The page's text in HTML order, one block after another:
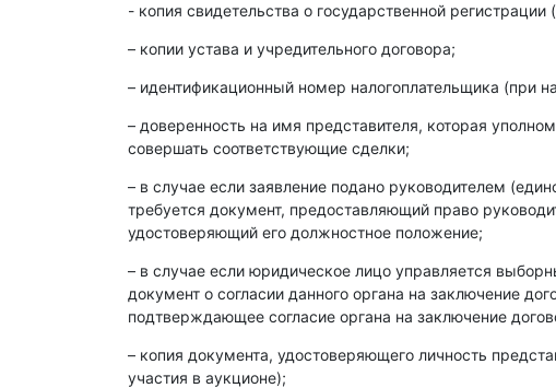
- копия свидетельства о государственной
– копии устава и учредительного договора;
– идентификационный номер налогоплательщика (при
– доверенность на имя представителя, которая
совершать соответствующие сделки;
– в случае если заявление подано руководителем
требуется документ, предоставляющий право
удостоверяющий его должностное положение;
– в случае если юридическое лицо управляется
документ о согласии данного органа на заключение
подтверждающее согласие органа на заключение
– копия документа, удостоверяющего личность
участия в аукционе);